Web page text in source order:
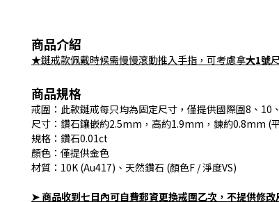
商品介紹
★鏈戒款佩戴時候需慢慢滾動推入手指，可考慮拿大1號
商品規格
戒圍：此款鏈戒每只均為固定尺寸，僅提供國際圍8、10
尺寸：鑽石鑲嵌約2.5mm，高約1.9mm，鍊約0.8mm (
規格：鑽石0.01ct
顏色：僅提供金色
材質：10K (Au417)、天然鑽石 (顏色F / 淨度VS)
➤ 商品收到七日內可自費郵資更換戒圍乙次，不提供修改